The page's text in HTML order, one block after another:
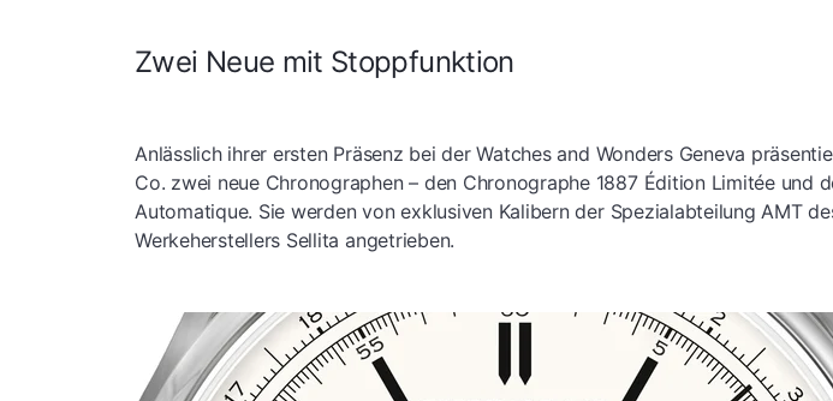
Zwei Neue mit Stoppfunktion
Anlässlich ihrer ersten Präsenz bei der Watches and Wonders Geneva
Co. zwei neue Chronographen – den Chronographe 1887 Édition Limitée und
Automatique. Sie werden von exklusiven Kalibern der Spezialabteilung AMT
Werkeherstellers Sellita angetrieben.